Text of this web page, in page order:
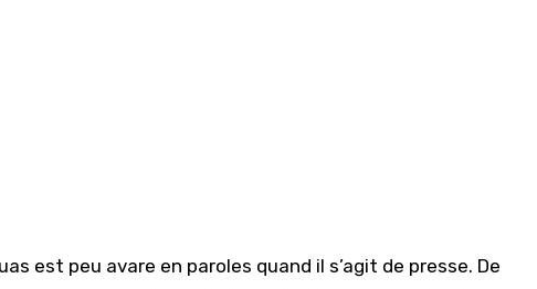
est peu avare en paroles quand il s’agit de presse. De